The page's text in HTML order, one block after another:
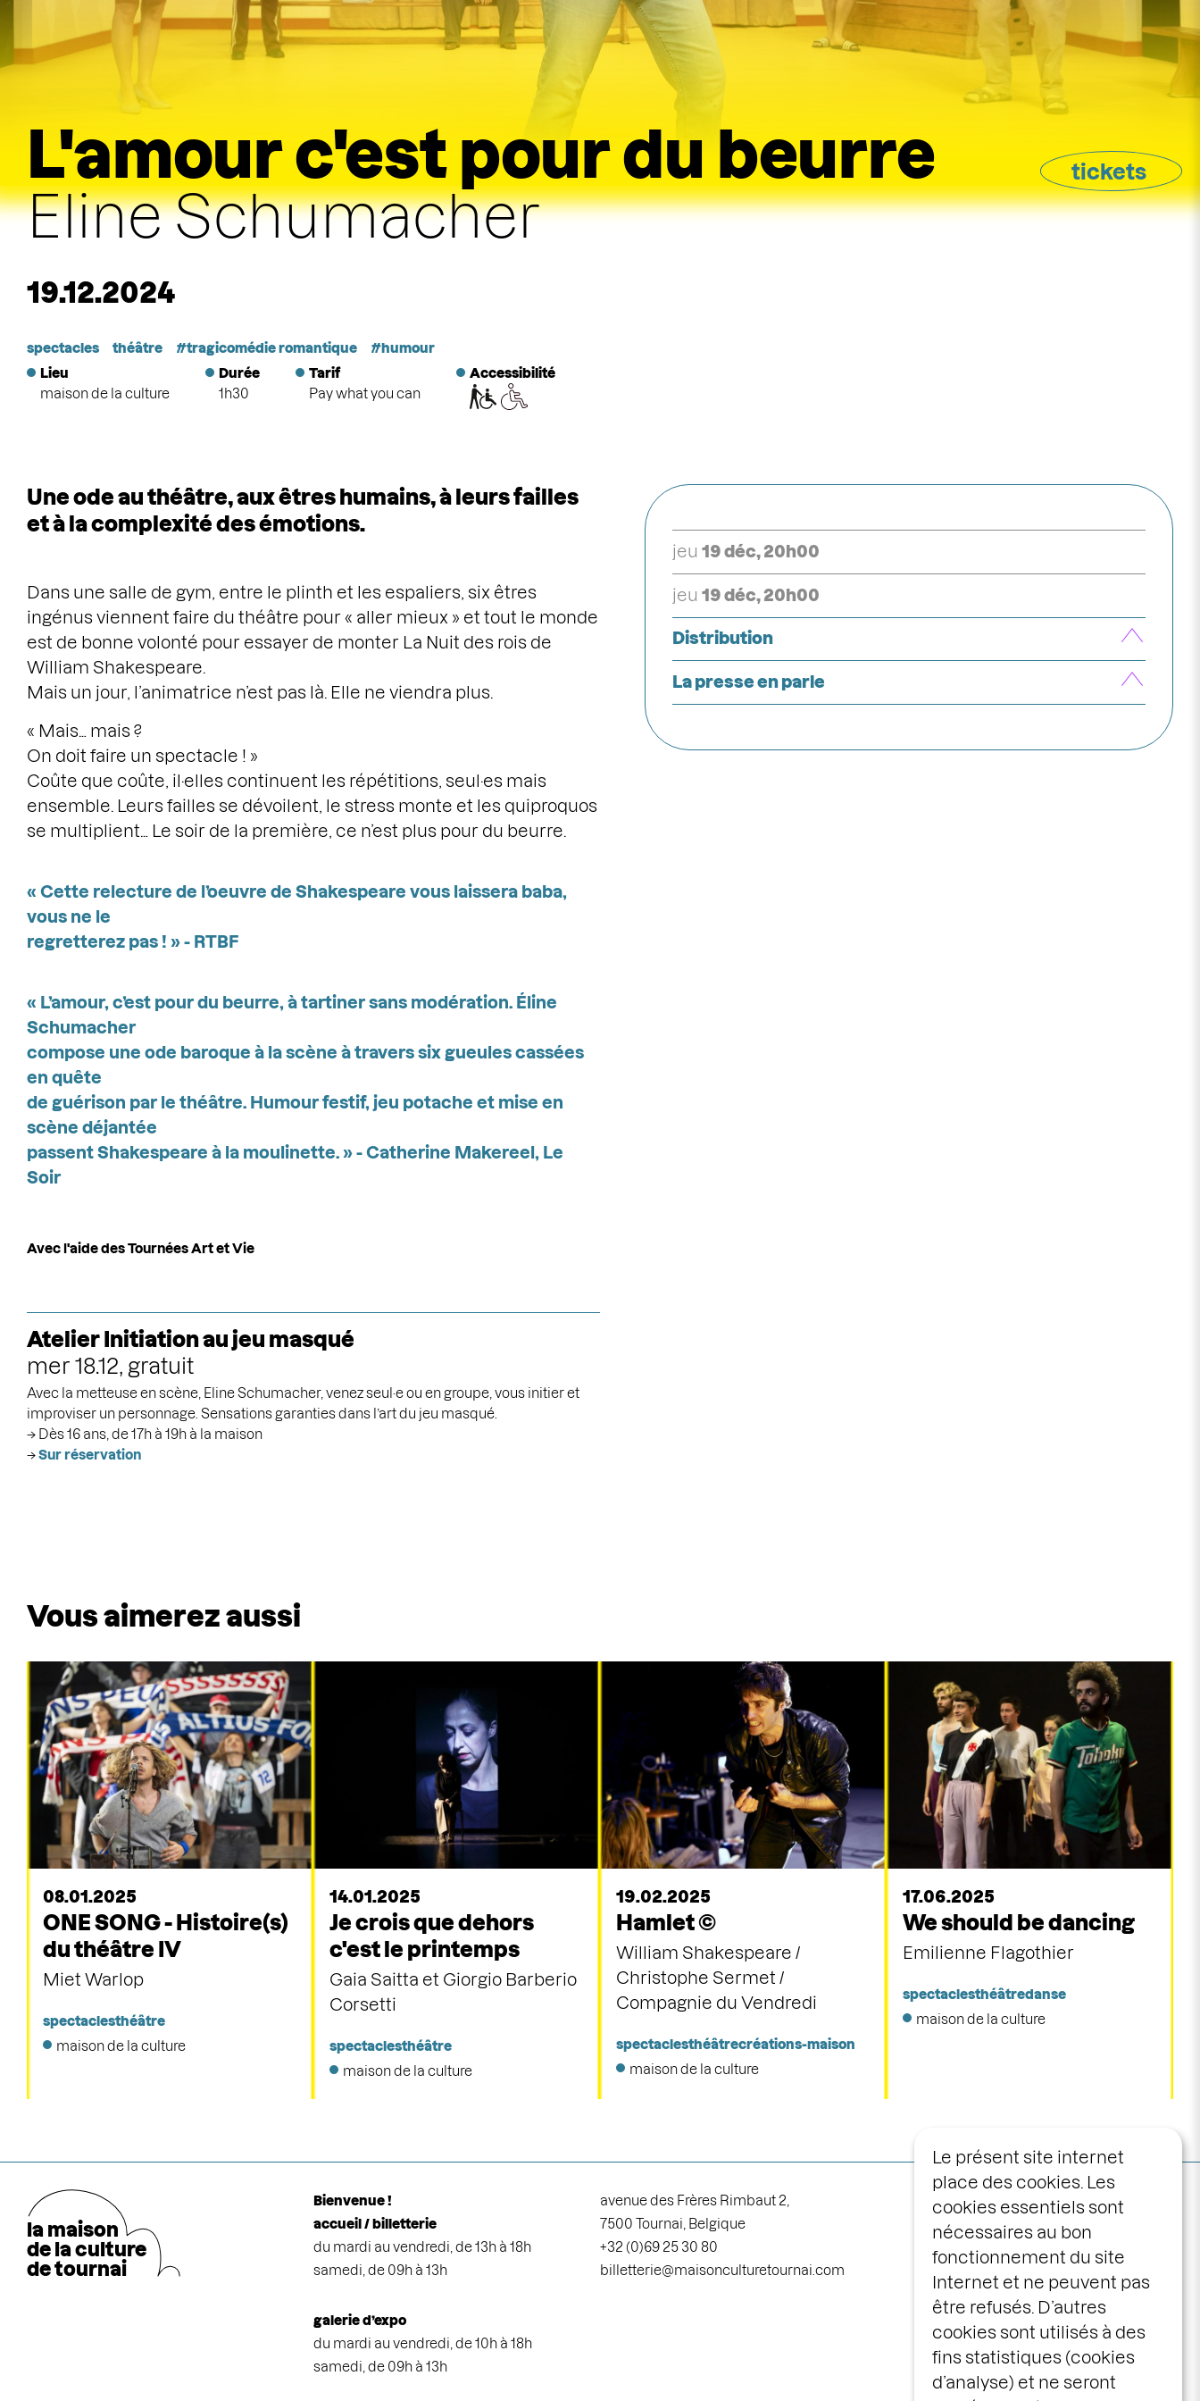
Le présent site internet
place des cookies. Les
cookies essentiels sont
nécessaires au bon
fonctionnement du site
Internet et ne peuvent pas
être refusés. D’autres
cookies sont utilisés à des
fins statistiques (cookies
d’analyse) et ne seront
tickets
L'amour c'est pour du beurre
Eline Schumacher
19.12.2024
spectacles théâtre tragicomédie romantique
humour
Lieu
maison de la culture
Durée
1h30
Tarif
Pay what you can
Accessibilité
Une ode au théâtre, aux êtres humains, à leurs failles
et à la complexité des émotions.
Dans une salle de gym, entre le plinth et les espaliers, six êtres
ingénus viennent faire du théâtre pour « aller mieux » et tout le monde
est de bonne volonté pour essayer de monter La Nuit des rois de
William Shakespeare.
Mais un jour, l’animatrice n’est pas là. Elle ne viendra plus.
« Mais… mais ?
On doit faire un spectacle ! »
Coûte que coûte, il·elles continuent les répétitions, seul·es mais
ensemble. Leurs failles se dévoilent, le stress monte et les quiproquos
se multiplient… Le soir de la première, ce n’est plus pour du beurre.
« Cette relecture de l’oeuvre de Shakespeare vous laissera baba,
vous ne le
regretterez pas ! » - RTBF
« L’amour, c’est pour du beurre, à tartiner sans modération. Éline
Schumacher
compose une ode baroque à la scène à travers six gueules cassées
en quête
de guérison par le théâtre. Humour festif, jeu potache et mise en
scène déjantée
passent Shakespeare à la moulinette. » - Catherine Makereel, Le
Soir
Avec l'aide des Tournées Art et Vie
Atelier Initiation au jeu masqué
mer 18.12, gratuit
Avec la metteuse en scène, Eline Schumacher, venez seul·e ou en groupe, vous initier et
improviser un personnage. Sensations garanties dans l’art du jeu masqué.
→ Dès 16 ans, de 17h à 19h à la maison
→Sur réservation
jeu 19 déc, 20h00
jeu 19 déc, 20h00
Distribution
La presse en parle
Vous aimerez aussi
08.01.2025
ONE SONG - Histoire(s)
du théâtre IV
Miet Warlop
spectaclesthéâtre
maison de la culture
14.01.2025
Je crois que dehors
c'est le printemps
Gaia Saitta et Giorgio Barberio
Corsetti
spectaclesthéâtre
maison de la culture
19.02.2025
Hamlet ©
William Shakespeare /
Christophe Sermet /
Compagnie du Vendredi
spectaclesthéâtrecréations-maison
maison de la culture
17.06.2025
We should be dancing
Emilienne Flagothier
spectaclesthéâtredanse
maison de la culture
la maison
de la culture
de tournai
Bienvenue !
accueil / billetterie
du mardi au vendredi, de 13h à 18h
samedi, de 09h à 13h
galerie d’expo
du mardi au vendredi, de 10h à 18h
samedi, de 09h à 13h
avenue des Frères Rimbaut 2,
7500 Tournai, Belgique
+32 (0)69 25 30 80
billetterie@maisonculturetournai.com
Navigation
principale
programme
calendrier
avec vous
la maison
le centre scénique
infos pratiques
billetterie